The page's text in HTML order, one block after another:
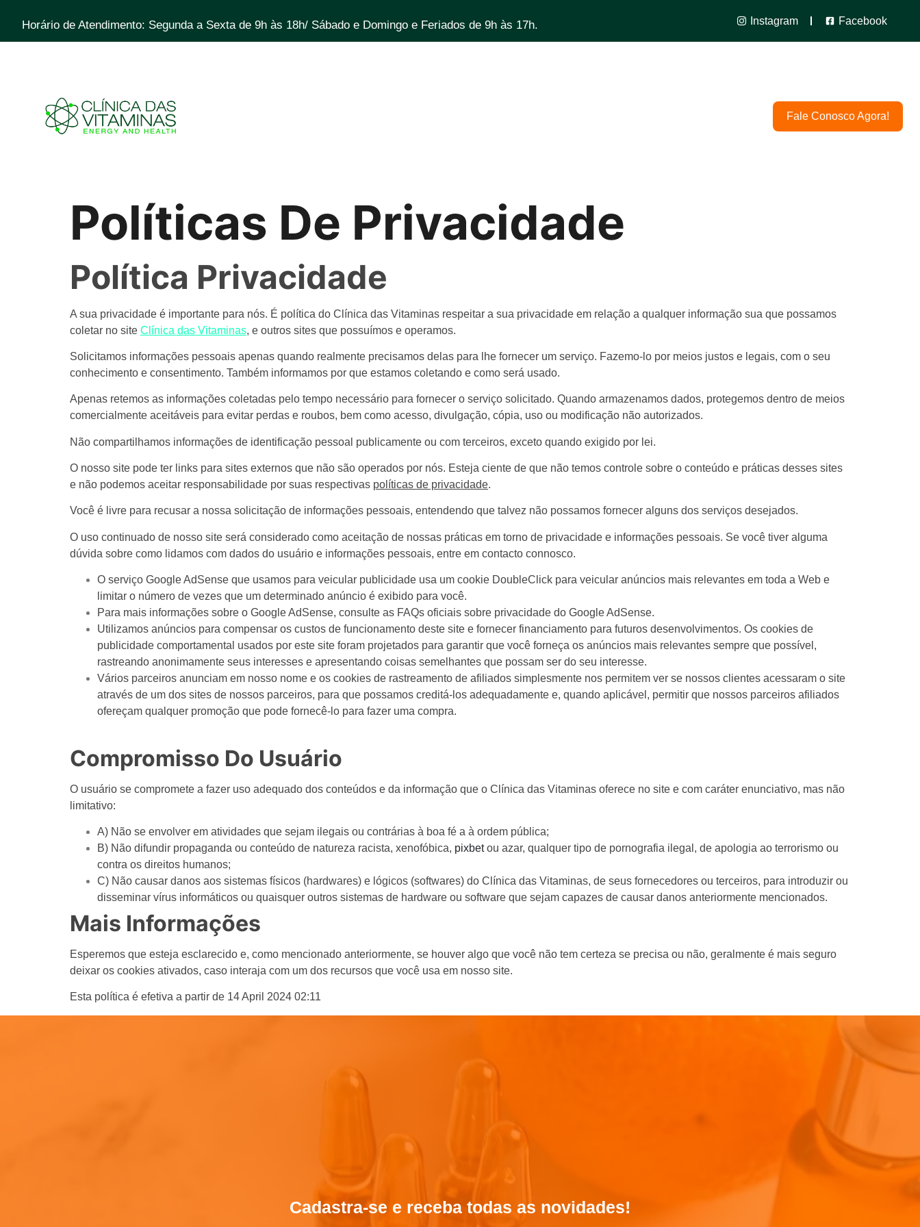
Horário de Atendimento: Segunda a Sexta de 9h às 18h/ Sábado e Domingo e Feriados de 9h às 17h. Instagram Facebook
Fale Conosco Agora!
Políticas De Privacidade
Política Privacidade
A sua privacidade é importante para nós. É política do Clínica das Vitaminas respeitar a sua privacidade em relação a qualquer informação sua que possamos
coletar no site Clínica das Vitaminas, e outros sites que possuímos e operamos.
Solicitamos informações pessoais apenas quando realmente precisamos delas para lhe fornecer um serviço. Fazemo-lo por meios justos e legais, com o seu
conhecimento e consentimento. Também informamos por que estamos coletando e como será usado.
Apenas retemos as informações coletadas pelo tempo necessário para fornecer o serviço solicitado. Quando armazenamos dados, protegemos dentro de meios
comercialmente aceitáveis ​​para evitar perdas e roubos, bem como acesso, divulgação, cópia, uso ou modificação não autorizados.
Não compartilhamos informações de identificação pessoal publicamente ou com terceiros, exceto quando exigido por lei.
O nosso site pode ter links para sites externos que não são operados por nós. Esteja ciente de que não temos controle sobre o conteúdo e práticas desses sites
e não podemos aceitar responsabilidade por suas respectivas políticas de privacidade.
Você é livre para recusar a nossa solicitação de informações pessoais, entendendo que talvez não possamos fornecer alguns dos serviços desejados.
O uso continuado de nosso site será considerado como aceitação de nossas práticas em torno de privacidade e informações pessoais. Se você tiver alguma
dúvida sobre como lidamos com dados do usuário e informações pessoais, entre em contacto connosco.
O serviço Google AdSense que usamos para veicular publicidade usa um cookie DoubleClick para veicular anúncios mais relevantes em toda a Web e
limitar o número de vezes que um determinado anúncio é exibido para você.
Para mais informações sobre o Google AdSense, consulte as FAQs oficiais sobre privacidade do Google AdSense.
Utilizamos anúncios para compensar os custos de funcionamento deste site e fornecer financiamento para futuros desenvolvimentos. Os cookies de
publicidade comportamental usados ​​por este site foram projetados para garantir que você forneça os anúncios mais relevantes sempre que possível,
rastreando anonimamente seus interesses e apresentando coisas semelhantes que possam ser do seu interesse.
Vários parceiros anunciam em nosso nome e os cookies de rastreamento de afiliados simplesmente nos permitem ver se nossos clientes acessaram o site
através de um dos sites de nossos parceiros, para que possamos creditá-los adequadamente e, quando aplicável, permitir que nossos parceiros afiliados
ofereçam qualquer promoção que pode fornecê-lo para fazer uma compra.
Compromisso Do Usuário
O usuário se compromete a fazer uso adequado dos conteúdos e da informação que o Clínica das Vitaminas oferece no site e com caráter enunciativo, mas não
limitativo:
A) Não se envolver em atividades que sejam ilegais ou contrárias à boa fé a à ordem pública;
B) Não difundir propaganda ou conteúdo de natureza racista, xenofóbica, pixbetou azar, qualquer tipo de pornografia ilegal, de apologia ao terrorismo ou
contra os direitos humanos;
C) Não causar danos aos sistemas físicos (hardwares) e lógicos (softwares) do Clínica das Vitaminas, de seus fornecedores ou terceiros, para introduzir ou
disseminar vírus informáticos ou quaisquer outros sistemas de hardware ou software que sejam capazes de causar danos anteriormente mencionados.
Mais Informações
Esperemos que esteja esclarecido e, como mencionado anteriormente, se houver algo que você não tem certeza se precisa ou não, geralmente é mais seguro
deixar os cookies ativados, caso interaja com um dos recursos que você usa em nosso site.
Esta política é efetiva a partir de 14 April 2024 02:11
Cadastra-se e receba todas as novidades!